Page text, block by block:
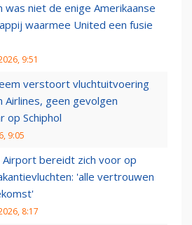
was niet de enige Amerikaanse
waarmee United een fusie
9:51
verstoort vluchtuitvoering
Airlines, geen gevolgen
op Schiphol
9:05
Airport bereidt zich voor op
'alle vertrouwen
8:17